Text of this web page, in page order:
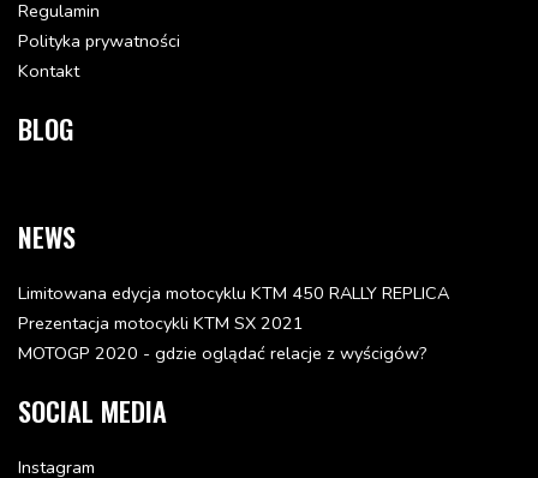
SELF LOCKING NUT M6
56509064000
Status: Część zastąpiona
Część zastąpiona:
58011039000
13.04 zł
Dodaj do koszyka
Regulamin
Polityka prywatności
Kontakt
BLOG
NEWS
Limitowana edycja motocyklu KTM 450 RALLY REPLICA
Prezentacja motocykli KTM SX 2021
MOTOGP 2020 - gdzie oglądać relacje z wyścigów?
SOCIAL MEDIA
Instagram